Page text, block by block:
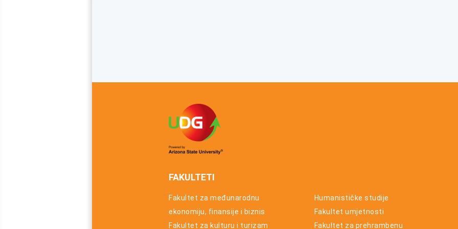
FAKULTETI
Fakultet za međunarodnu
ekonomiju, finansije i biznis
Fakultet za kulturu i turizam
Humanističke studije
Fakultet umjetnosti
Fakultet za prehrambenu